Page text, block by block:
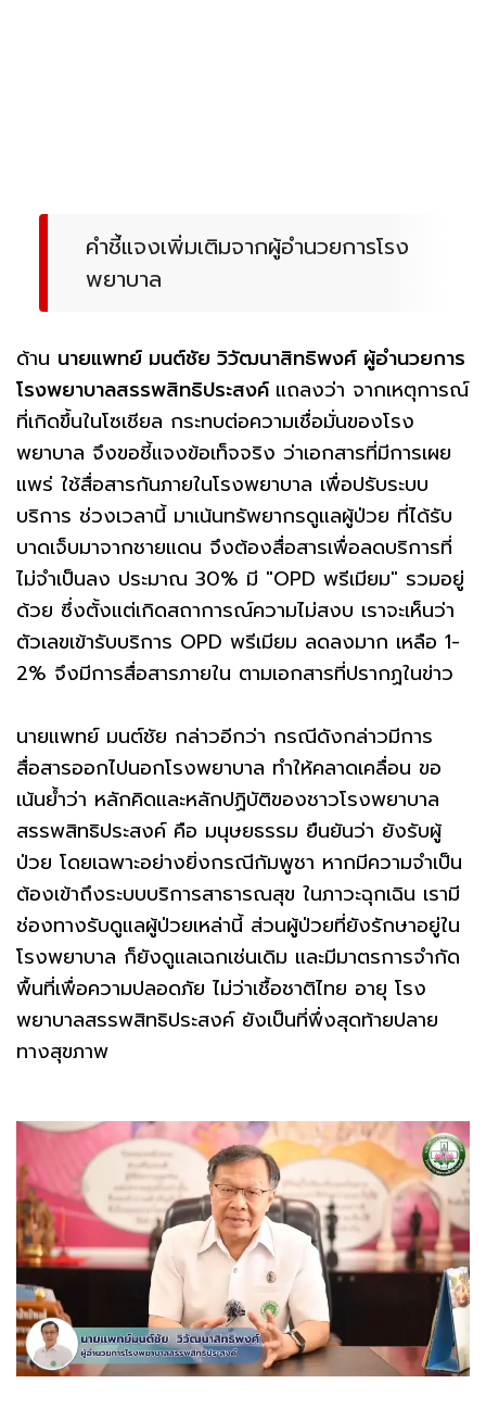
คำชี้แจงเพิ่มเติมจากผู้อำนวยการโรง
พยาบาล
ด้าน นายแพทย์ มนต์ชัย วิวัฒนาสิทธิพงศ์ ผู้อำนวยการ
โรงพยาบาลสรรพสิทธิประสงค์ แถลงว่า จากเหตุการณ์
ที่เกิดขึ้นในโซเชียล กระทบต่อความเชื่อมั่นของโรง
พยาบาล จึงขอชี้แจงข้อเท็จจริง ว่าเอกสารที่มีการเผย
แพร่ ใช้สื่อสารกันภายในโรงพยาบาล เพื่อปรับระบบ
บริการ ช่วงเวลานี้ มาเน้นทรัพยากรดูแลผู้ป่วย ที่ได้รับ
บาดเจ็บมาจากชายแดน จึงต้องสื่อสารเพื่อลดบริการที่
ไม่จำเป็นลง ประมาณ 30% มี "OPD พรีเมียม" รวมอยู่
ด้วย ซึ่งตั้งแต่เกิดสถาการณ์ความไม่สงบ เราจะเห็นว่า
ตัวเลขเข้ารับบริการ OPD พรีเมียม ลดลงมาก เหลือ 1-
2% จึงมีการสื่อสารภายใน ตามเอกสารที่ปรากฏในข่าว
นายแพทย์ มนต์ชัย กล่าวอีกว่า กรณีดังกล่าวมีการ
สื่อสารออกไปนอกโรงพยาบาล ทำให้คลาดเคลื่อน ขอ
เน้นย้ำว่า หลักคิดและหลักปฏิบัติของชาวโรงพยาบาล
สรรพสิทธิประสงค์ คือ มนุษยธรรม ยืนยันว่า ยังรับผู้
ป่วย โดยเฉพาะอย่างยิ่งกรณีกัมพูชา หากมีความจำเป็น
ต้องเข้าถึงระบบบริการสาธารณสุข ในภาวะฉุกเฉิน เรามี
ช่องทางรับดูแลผู้ป่วยเหล่านี้ ส่วนผู้ป่วยที่ยังรักษาอยู่ใน
โรงพยาบาล ก็ยังดูแลเฉกเช่นเดิม และมีมาตรการจำกัด
พื้นที่เพื่อความปลอดภัย ไม่ว่าเชื้อชาติไทย อายุ โรง
พยาบาลสรรพสิทธิประสงค์ ยังเป็นที่พึ่งสุดท้ายปลาย
ทางสุขภาพ